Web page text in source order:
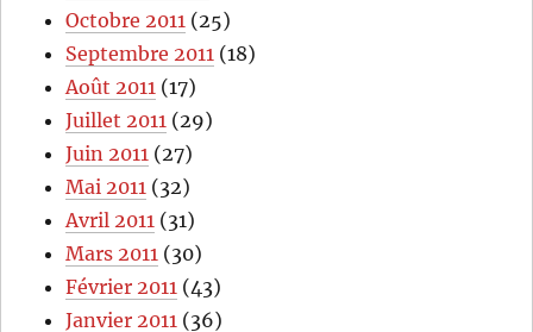
Octobre 2011 (25)
Septembre 2011 (18)
Août 2011 (17)
Juillet 2011 (29)
Juin 2011 (27)
Mai 2011 (32)
Avril 2011 (31)
Mars 2011 (30)
Février 2011 (43)
Janvier 2011 (36)